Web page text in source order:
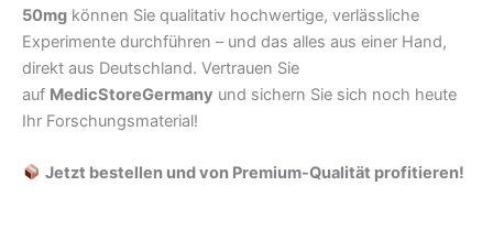
50mg können Sie qualitativ hochwertige, verlässliche
Experimente durchführen – und das alles aus einer Hand,
direkt aus Deutschland. Vertrauen Sie
auf MedicStoreGermany und sichern Sie sich noch heute
Ihr Forschungsmaterial!
Jetzt bestellen und von Premium-Qualität profitieren!